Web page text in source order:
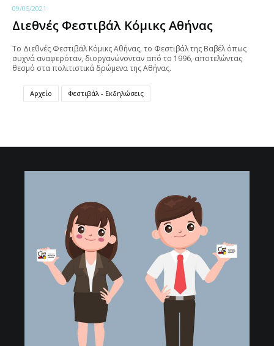
09/05/2021
Διεθνές Φεστιβάλ Κόμικς Αθήνας
Το Διεθνές Φεστιβάλ Κόμικς Αθήνας, το Φεστιβάλ της Βαβέλ όπως
συχνά αναφερόταν, διοργανώνονταν από το 1996, αποτελώντας
θεσμό στα πολιτιστικά δρώμενα της Αθήνας.
Αρχείο Φεστιβάλ - Εκδηλώσεις